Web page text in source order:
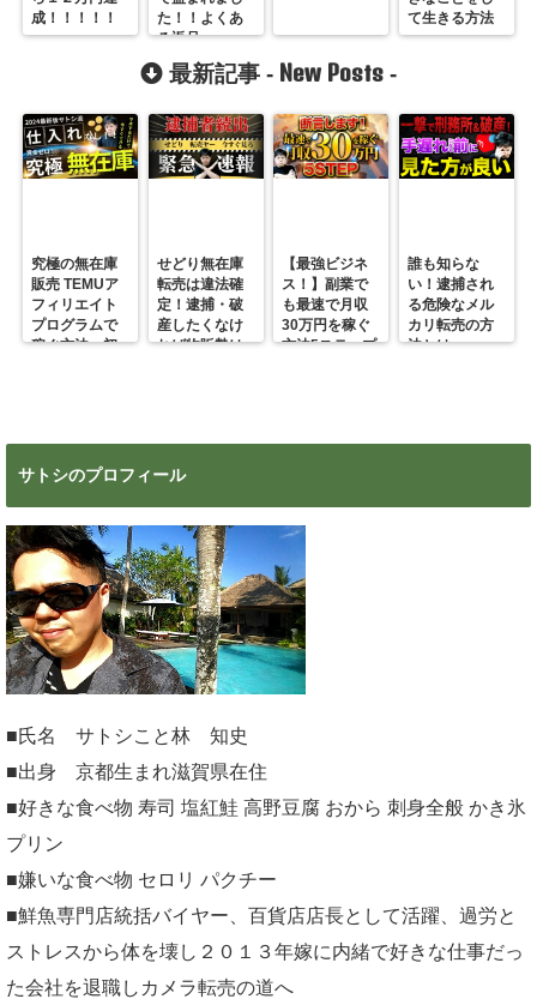
成！！！！！
た！！よくあ
る返品
て生きる方法
最新記事 - New Posts -
究極の無在庫
販売 TEMUア
フィリエイト
プログラムで
稼ぐ方法 初
せどり無在庫
転売は違法確
定！逮捕・破
産したくなけ
れば物販勢は
【最強ビジネ
ス！】副業で
も最速で月収
30万円を稼ぐ
方法5ステップ
誰も知らな
い！逮捕され
る危険なメル
カリ転売の方
法とは
サトシのプロフィール
■氏名 サトシこと林 知史
■出身 京都生まれ滋賀県在住
■好きな食べ物 寿司 塩紅鮭 高野豆腐 おから 刺身全般 かき氷
プリン
■嫌いな食べ物 セロリ パクチー
■鮮魚専門店統括バイヤー、百貨店店長として活躍、過労と
ストレスから体を壊し２０１３年嫁に内緒で好きな仕事だっ
た会社を退職しカメラ転売の道へ